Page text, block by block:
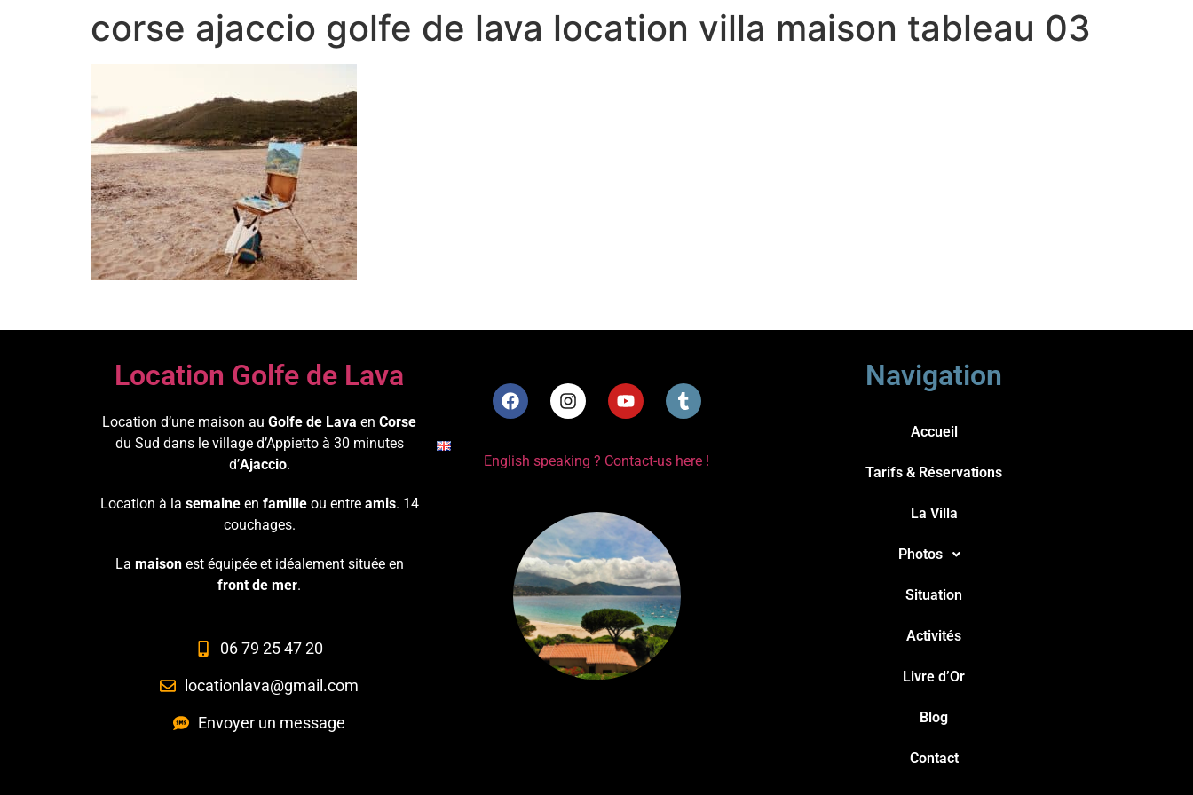
corse ajaccio golfe de lava location villa maison tableau 03
Location Golfe de Lava
Location d’une maison au Golfe de Lava en Corse
du Sud dans le village d’Appietto à 30 minutes
d’Ajaccio.
Location à la semaineen familleou entre amis. 14
couchages.
La maisonest équipée et idéalement située en
front de mer.
06 79 25 47 20
locationlava@gmail.com
Envoyer un message
English speaking ? Contact-us here !
Navigation
Accueil
Tarifs & Réservations
La Villa
Photos
Situation
Activités
Livre d’Or
Blog
Contact